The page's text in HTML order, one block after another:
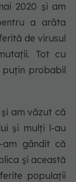
2020 și am
a arăta
de virusul
Tot cu
probabil
am văzut că
și mulți l-au
am gândit că
și această
populații